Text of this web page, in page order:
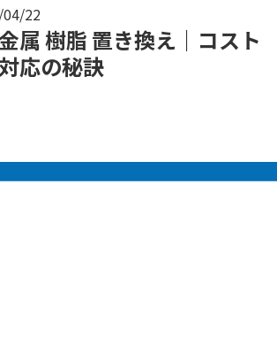
22
属 樹脂 置き換え｜コスト
応の秘訣